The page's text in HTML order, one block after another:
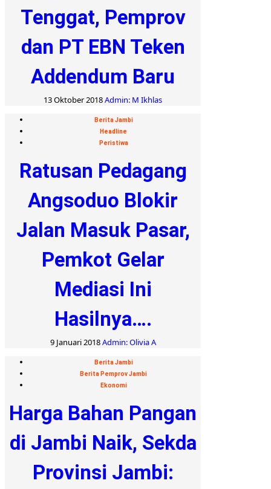
Tenggat, Pemprov
dan PT EBN Teken
Addendum Baru
13 Oktober 2018Admin: M Ikhlas
Berita Jambi
Headline
Peristiwa
Ratusan Pedagang
Angsoduo Blokir
Jalan Masuk Pasar,
Pemkot Gelar
Mediasi Ini
Hasilnya….
9 Januari 2018Admin: Olivia A
Berita Jambi
Berita Pemprov Jambi
Ekonomi
Harga Bahan Pangan
di Jambi Naik, Sekda
Provinsi Jambi: